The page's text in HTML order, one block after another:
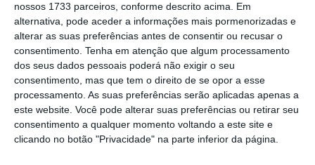
nossos 1733 parceiros, conforme descrito acima. Em
alternativa, pode aceder a informações mais pormenorizadas e
alterar as suas preferências antes de consentir ou recusar o
consentimento. Tenha em atenção que algum processamento
dos seus dados pessoais poderá não exigir o seu
consentimento, mas que tem o direito de se opor a esse
processamento. As suas preferências serão aplicadas apenas a
este website. Você pode alterar suas preferências ou retirar seu
consentimento a qualquer momento voltando a este site e
clicando no botão "Privacidade" na parte inferior da página.
a aumentar: 691 estão internados em
unidades hospitalares (mais dez face a
quarta-feira), dos quais 103 nos cuidados
intensivos (menos dois). Amaioria dos
infetados continuar a recuperar em casa.
Sob vigilância das autoridades de saúde estão
52.763 pessoas, por terem tido contacto com